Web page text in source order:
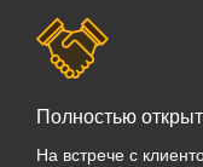
Полностью
На встрече с